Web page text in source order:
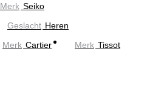
Merk Seiko
Geslacht Heren
Merk Cartier Merk Tissot